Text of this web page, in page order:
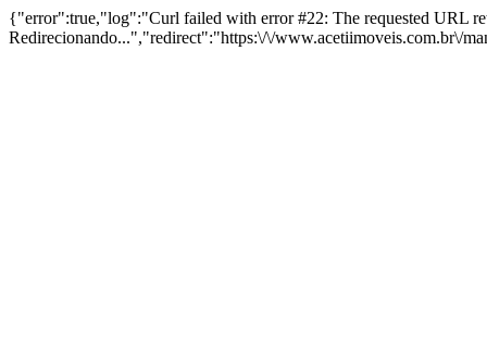
{"error":true,"log":"Curl failed with error #22: The requested URL
Redirecionando...","redirect":"https:\/\/www.acetiimoveis.com.br\/